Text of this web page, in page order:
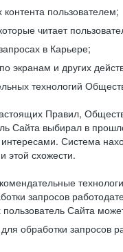
пользователем;
читает
в Карьере;
экранам и других
технологий
Правил,
Сайта выбирал в
Система
этой схожести.
запросов
Сайта
обработки запросов